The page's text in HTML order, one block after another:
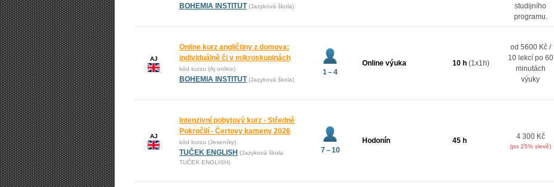
BOHEMIA INSTITUT (Jazyková škola)
studijního
programu.
AJ
Online kurz angličtiny z domova:
individuálně či v mikroskupinách
kód kurzu (Aj online)
BOHEMIA INSTITUT (Jazyková škola)
1 – 4
Online výuka 10 h (1x1h)
od 5600 Kč /
10 lekcí po 60
minutách
výuky
AJ
Intenzivní pobytový kurz - Středně
Pokročilí - Čertovy kameny 2026
kód kurzu (Jeseníky)
TUČEK ENGLISH (Jazyková škola
TUČEK ENGLISH)
7 – 10
Hodonín 45 h 4 300 Kč
(po 25% slevě)